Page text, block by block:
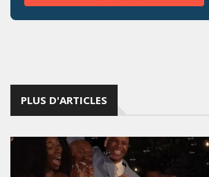
PLUS D'ARTICLES